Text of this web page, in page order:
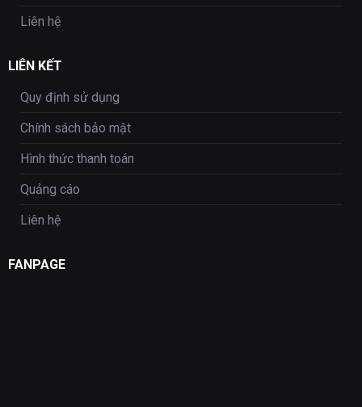
Liên hệ
LIÊN KẾT
Quy định sử dụng
Chính sách bảo mật
Hình thức thanh toán
Quảng cáo
Liên hệ
FANPAGE